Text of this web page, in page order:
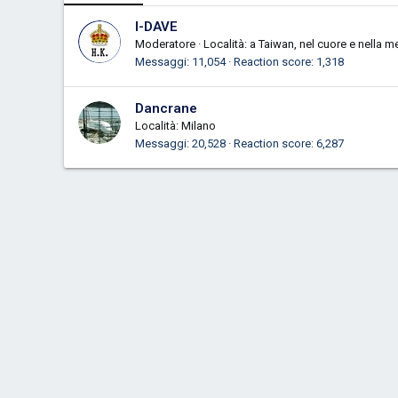
I-DAVE
Moderatore · Località: a Taiwan, nel cuore e nella
Messaggi 11,054 Reaction score 1,318
Dancrane
Località: Milano
Messaggi 20,528 Reaction score 6,287